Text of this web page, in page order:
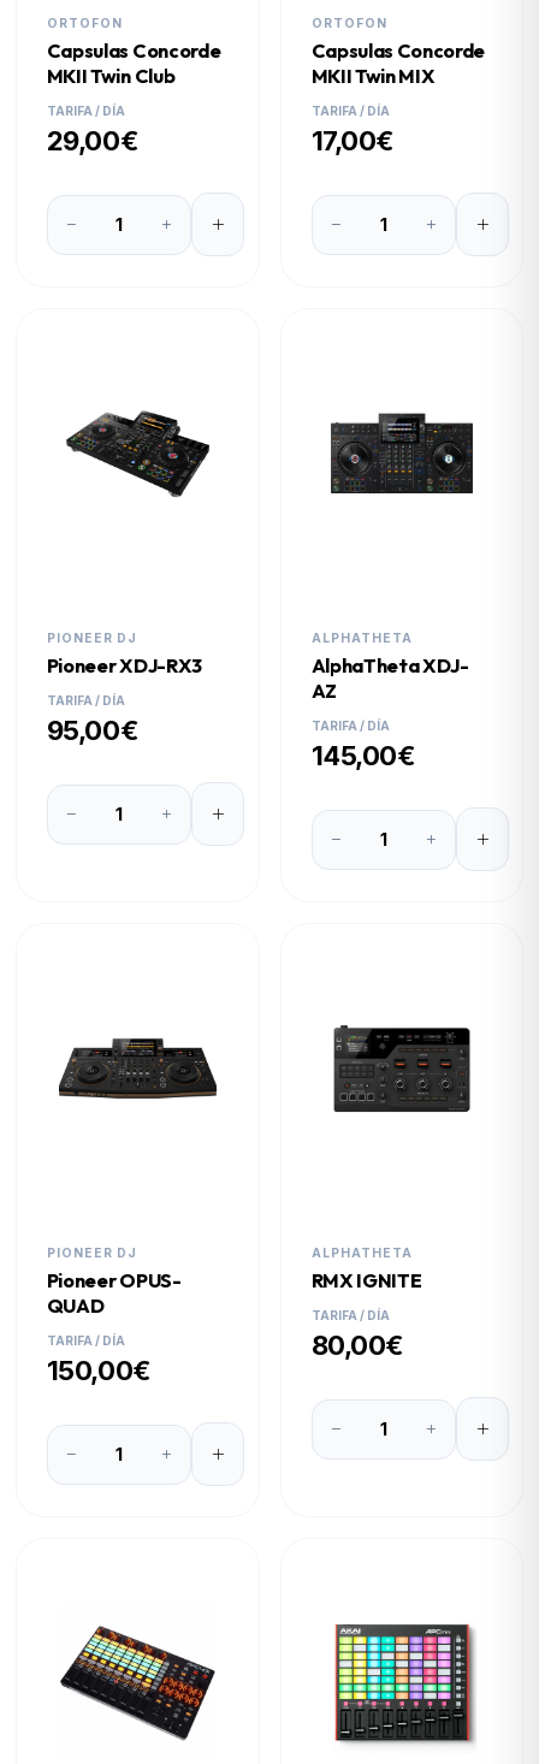
ORTOFON
Capsulas Concorde
MKII Twin Club
TARIFA / DÍA
29,00€
ORTOFON
Capsulas Concorde
MKII Twin MIX
TARIFA / DÍA
17,00€
PIONEER DJ
Pioneer XDJ-RX3
TARIFA / DÍA
95,00€
ALPHATHETA
AlphaTheta XDJ-
AZ
TARIFA / DÍA
145,00€
PIONEER DJ
Pioneer OPUS-
QUAD
TARIFA / DÍA
150,00€
ALPHATHETA
RMX IGNITE
TARIFA / DÍA
80,00€